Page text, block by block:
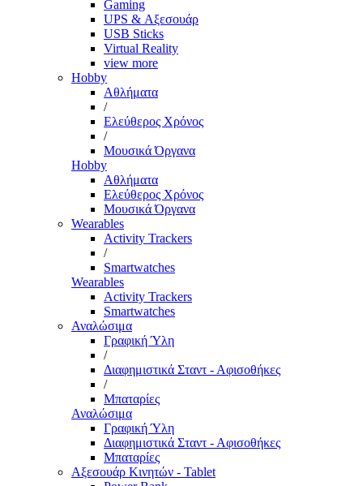
Gaming
UPS & Αξεσουάρ
USB Sticks
Virtual Reality
view more
Hobby
Αθλήματα
/
Ελεύθερος Χρόνος
/
Μουσικά Όργανα
Hobby
Αθλήματα
Ελεύθερος Χρόνος
Μουσικά Όργανα
Wearables
Activity Trackers
/
Smartwatches
Wearables
Activity Trackers
Smartwatches
Αναλώσιμα
Γραφική Ύλη
/
Διαφημιστικά Σταντ - Αφισοθήκες
/
Μπαταρίες
Αναλώσιμα
Γραφική Ύλη
Διαφημιστικά Σταντ - Αφισοθήκες
Μπαταρίες
Αξεσουάρ Κινητών - Tablet